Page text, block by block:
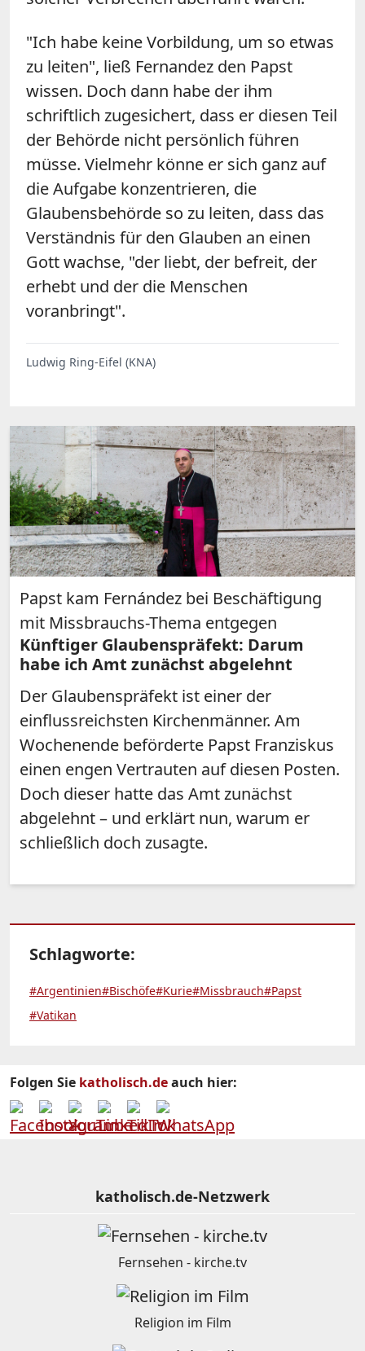
"Ich habe keine Vorbildung, um so etwas
zu leiten", ließ Fernandez den Papst
wissen. Doch dann habe der ihm
schriftlich zugesichert, dass er diesen Teil
der Behörde nicht persönlich führen
müsse. Vielmehr könne er sich ganz auf
die Aufgabe konzentrieren, die
Glaubensbehörde so zu leiten, dass das
Verständnis für den Glauben an einen
Gott wachse, "der liebt, der befreit, der
erhebt und der die Menschen
voranbringt".
Ludwig Ring-Eifel (KNA)
Papst kam Fernández bei Beschäftigung
mit Missbrauchs-Thema entgegen
Künftiger Glaubenspräfekt: Darum
habe ich Amt zunächst abgelehnt
Der Glaubenspräfekt ist einer der
einflussreichsten Kirchenmänner. Am
Wochenende beförderte Papst Franziskus
einen engen Vertrauten auf diesen Posten.
Doch dieser hatte das Amt zunächst
abgelehnt – und erklärt nun, warum er
schließlich doch zusagte.
Schlagworte:
#Argentinien#Bischöfe#Kurie#Missbrauch#Papst
#Vatikan
Folgen Sie katholisch.deauch hier:
katholisch.de-Netzwerk
Fernsehen - kirche.tv
Religion im Film